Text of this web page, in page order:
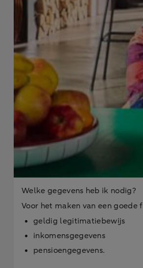
Welke gegevens heb ik nodig?
Voor het maken van een goede
geldig legitimatiebewijs
inkomensgegevens
pensioengegevens.